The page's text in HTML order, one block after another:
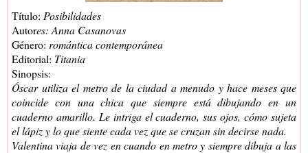
Título: Posibilidades
Autores: Anna Casanovas
Género: romántica contemporánea
Editorial: Titania
Sinopsis:
Óscar utiliza el metro de la ciudad a menudo y hace meses que
coincide con una chica que siempre está dibujando en un
cuaderno amarillo. Le intriga el cuaderno, sus ojos, cómo sujeta
el lápiz y lo que siente cada vez que se cruzan sin decirse nada.
Valentina viaja de vez en cuando en metro y siempre dibuja a las